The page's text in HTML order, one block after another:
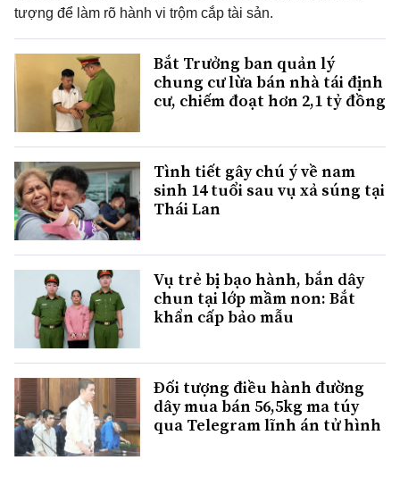
tượng để làm rõ hành vi trộm cắp tài sản.
Bắt Trưởng ban quản lý
chung cư lừa bán nhà tái định
cư, chiếm đoạt hơn 2,1 tỷ đồng
Tình tiết gây chú ý về nam
sinh 14 tuổi sau vụ xả súng tại
Thái Lan
Vụ trẻ bị bạo hành, bắn dây
chun tại lớp mầm non: Bắt
khẩn cấp bảo mẫu
Đối tượng điều hành đường
dây mua bán 56,5kg ma túy
qua Telegram lĩnh án tử hình